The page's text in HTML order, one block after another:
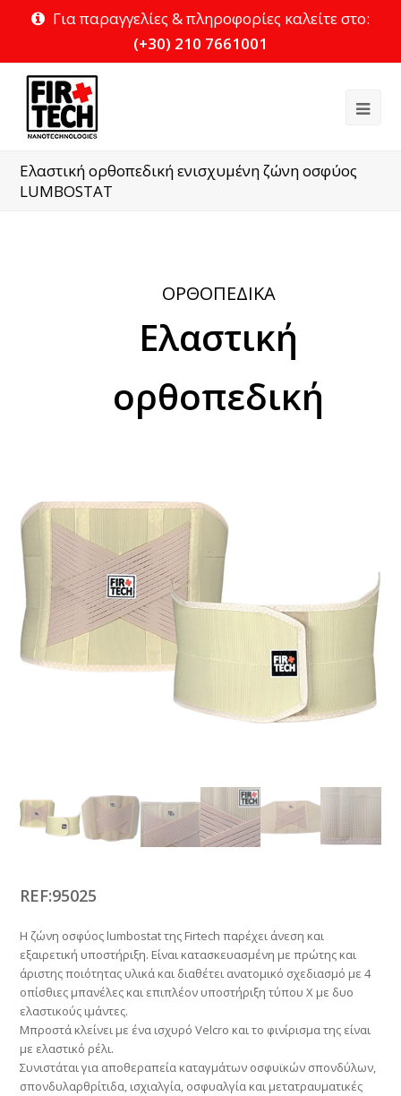
Για παραγγελίες & πληροφορίες καλείτε στο:
(+30) 210 7661001
Ελαστική ορθοπεδική ενισχυμένη ζώνη οσφύος
LUMBOSTAT
ΟΡΘΟΠΕΔΙΚΑ
Ελαστική
ορθοπεδική
οσφύος
LUMBOSTAT
REF:95025
Η ζώνη οσφύος lumbostat της Firtech παρέχει άνεση και
εξαιρετική υποστήριξη. Είναι κατασκευασμένη με πρώτης και
άριστης ποιότητας υλικά και διαθέτει ανατομικό σχεδιασμό με 4
οπίσθιες μπανέλες και επιπλέον υποστήριξη τύπου Χ με δυο
ελαστικούς ιμάντες.
Μπροστά κλείνει με ένα ισχυρό Velcro και το φινίρισμα της είναι
με ελαστικό ρέλι.
Συνιστάται για αποθεραπεία καταγμάτων οσφυϊκών σπονδύλων,
σπονδυλαρθρίτιδα, ισχιαλγία, οσφυαλγία και μετατραυματικές